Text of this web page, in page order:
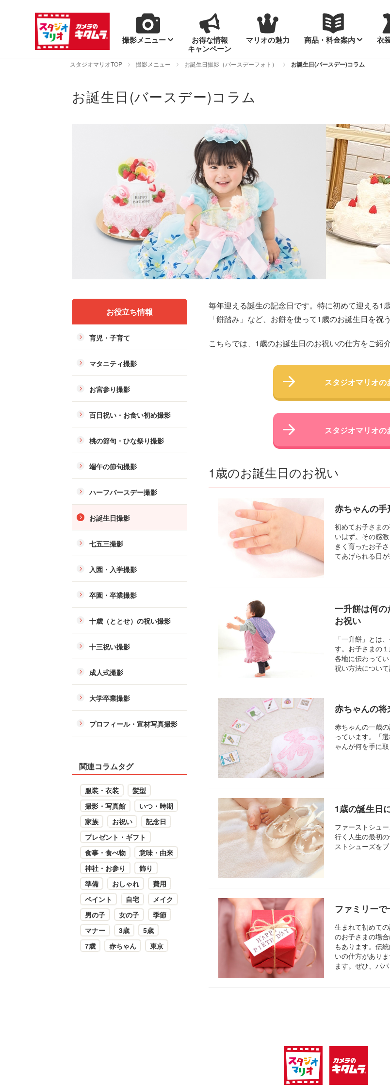
撮影メニュー
お得な情報
キャンペーン
マリオの魅力 商品・料金案内 衣
スタジオマリオTOP 撮影メニュー お誕生日撮影（バースデーフォト） お誕生日(バースデー)コラム
お誕生日(バースデー)コラム
毎年迎える誕生の記念日です。特に初めて迎える1
「餅踏み」など、お餅を使って1歳のお誕生日を祝
こちらでは、1歳のお誕生日のお祝いの仕方をご紹介
スタジオマリオの
スタジオマリオの
1歳のお誕生日のお祝い
赤ちゃんの手
初めてお子さま
いはず。その感
きく育ったお子
てあげられる日が
一升餅は何
お祝い
「一升餅」とは
す。お子さまの
各地に伝わって
祝い方法につい
赤ちゃんの将
赤ちゃんの一歳
っています。「
ゃんが何を手に
1歳の誕生日
ファーストシュ
行く人生の最初
ストシューズを
ファミリー
生まれて初めて
のお子さまの場
もあります。伝
いの仕方があり
ます。ぜひ、パ
お役立ち情報
育児・子育て
マタニティ撮影
お宮参り撮影
百日祝い・お食い初め撮影
桃の節句・ひな祭り撮影
端午の節句撮影
ハーフバースデー撮影
お誕生日撮影
七五三撮影
入園・入学撮影
卒園・卒業撮影
十歳（ととせ）の祝い撮影
十三祝い撮影
成人式撮影
大学卒業撮影
プロフィール・宣材写真撮影
関連コラムタグ
服装・衣装
髪型
撮影・写真館
いつ・時期
家族
お祝い
記念日
プレゼント・ギフト
食事・食べ物
意味・由来
神社・お参り
飾り
準備
おしゃれ
費用
ペイント
自宅
メイク
男の子
女の子
季節
マナー
3歳
5歳
7歳
赤ちゃん 東京